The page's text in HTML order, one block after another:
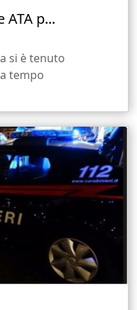
p...
si è tenuto
tempo